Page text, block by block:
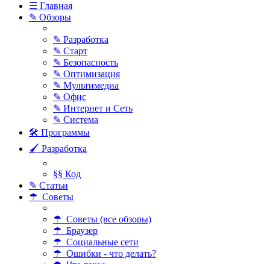
☰ Главная
✎ Обзоры
✎ Разработка
✎ Старт
✎ Безопасность
✎ Оптимизация
✎ Мультимедиа
✎ Офис
✎ Интернет и Сеть
✎ Система
🛠 Программы
🖌 Разработка
§§ Код
✎ Статьи
☂ Советы
☂ Советы (все обзоры)
☂ Браузер
☂ Социальные сети
☂ Ошибки - что делать?